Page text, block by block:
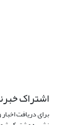
اشتراک
برای دریافت